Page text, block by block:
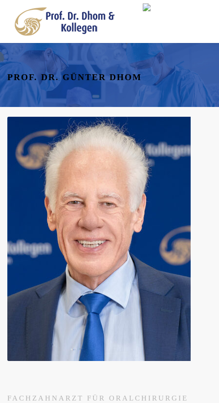
PROF. DR. GÜNTER DHOM
FACHZAHNARZT FÜR ORALCHIRURGIE